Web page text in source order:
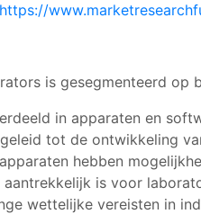
https://
is gesegmenteerd op
in apparaten en
tot de ontwikkeling
hebben
is voor
wettelijke vereisten in